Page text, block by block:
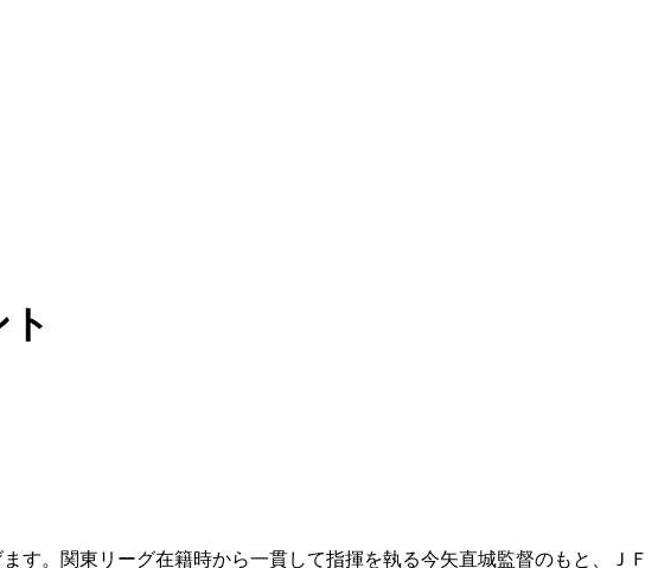
す。関東リーグ在籍時から一貫して指揮を執る今矢直城監督のもと、ＪＦ